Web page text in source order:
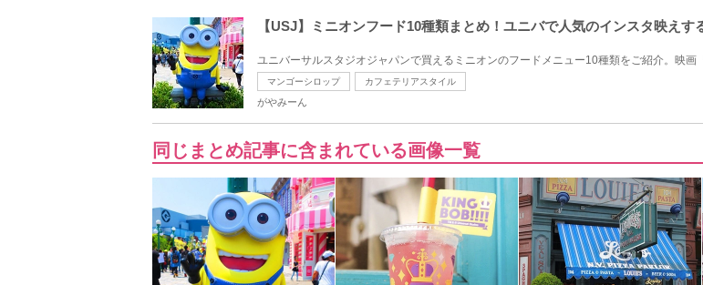
【USJ】ミニオンフード10種類まとめ！ユニバで人気のインスタ映えす
ユニバーサルスタジオジャパンで買えるミニオンのフードメニュー10種類をご紹介。映画
マンゴーシロップ カフェテリアスタイル
がやみーん
同じまとめ記事に含まれている画像一覧